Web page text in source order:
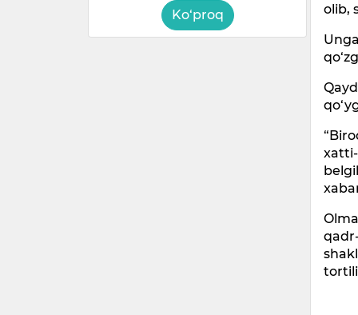
Ko‘proq
olib,